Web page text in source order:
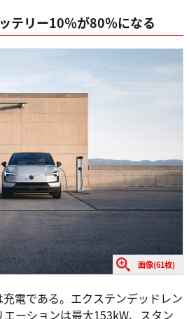
テリー10％が80％になる
画像(61枚)
電である。エクステンデッドレン
ーションは最大153kW、スタン